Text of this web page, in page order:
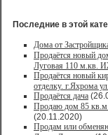
Последние в этой
Дома от
Продаётся новый
Луговая 110 м.кв.
Продаётся новый
отделку. г.Яхрома
Продаётся дача
Продaю дом 85 кв.м
(20.11.2020)
Продам или